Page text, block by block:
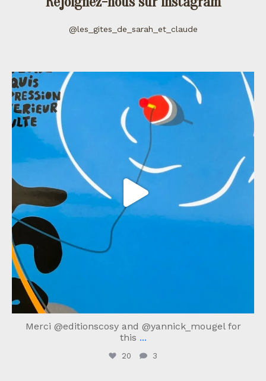
@les_gites_de_sarah_et_claude
les_gites_de_sarah_et_claude
Merci @editionscosy and @yannick_mougel for
this ...
20 3